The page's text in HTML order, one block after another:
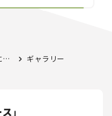
ギャラリー
」